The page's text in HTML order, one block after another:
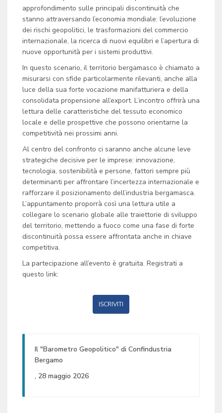
approfondimento sulle principali discontinuità che
stanno attraversando l’economia mondiale: l’evoluzione
dei rischi geopolitici, le trasformazioni del commercio
internazionale, la ricerca di nuovi equilibri e l’apertura di
nuove opportunità per i sistemi produttivi.
In questo scenario, il territorio bergamasco è chiamato a
misurarsi con sfide particolarmente rilevanti, anche alla
luce della sua forte vocazione manifatturiera e della
consolidata propensione all’export. L’incontro offrirà una
lettura delle caratteristiche del tessuto economico
locale e delle prospettive che possono orientarne la
competitività nei prossimi anni.
Al centro del confronto ci saranno anche alcune leve
strategiche decisive per le imprese: innovazione,
tecnologia, sostenibilità e persone, fattori sempre più
determinanti per affrontare l’incertezza internazionale e
rafforzare il posizionamento dell’industria bergamasca.
L’appuntamento proporrà così una lettura utile a
collegare lo scenario globale alle traiettorie di sviluppo
del territorio, mettendo a fuoco come una fase di forte
discontinuità possa essere affrontata anche in chiave
competitiva.
La partecipazione all’evento è gratuita. Registrati a
questo link:
ISCRIVITI
Il "Barometro Geopolitico" di Confindustria
Bergamo
, 28 maggio 2026